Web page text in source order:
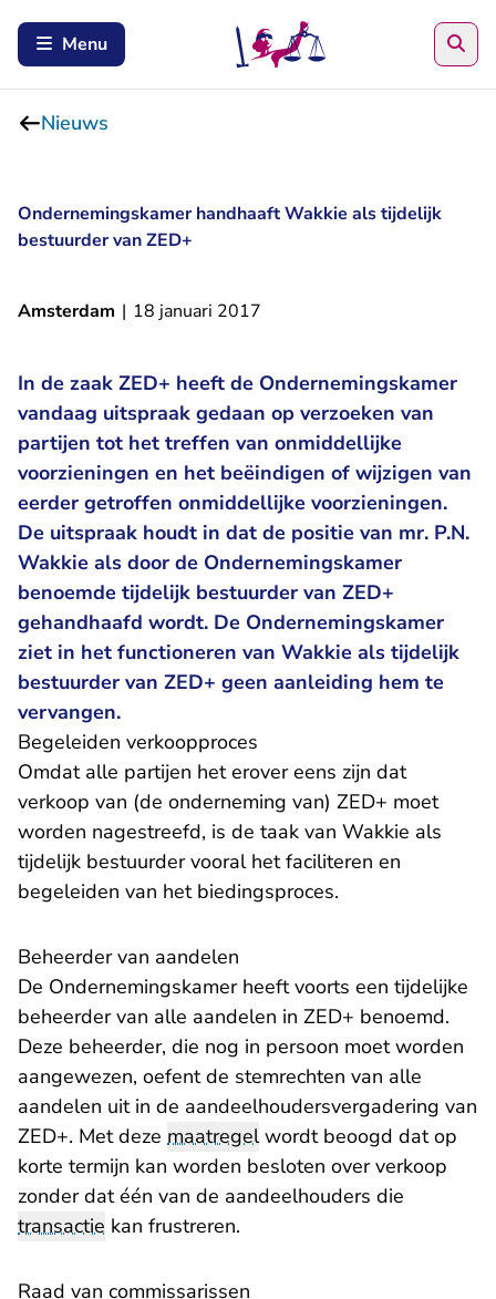
Menu
Nieuws
Ondernemingskamer handhaaft Wakkie als tijdelijk
bestuurder van ZED+
Amsterdam | 18 januari 2017
In de zaak ZED+ heeft de Ondernemingskamer
vandaag uitspraak gedaan op verzoeken van
partijen tot het treffen van onmiddellijke
voorzieningen en het beëindigen of wijzigen van
eerder getroffen onmiddellijke voorzieningen.
De uitspraak houdt in dat de positie van mr. P.N.
Wakkie als door de Ondernemingskamer
benoemde tijdelijk bestuurder van ZED+
gehandhaafd wordt. De Ondernemingskamer
ziet in het functioneren van Wakkie als tijdelijk
bestuurder van ZED+ geen aanleiding hem te
vervangen.
Begeleiden verkoopproces
Omdat alle partijen het erover eens zijn dat
verkoop van (de onderneming van) ZED+ moet
worden nagestreefd, is de taak van Wakkie als
tijdelijk bestuurder vooral het faciliteren en
begeleiden van het biedingsproces.
Beheerder van aandelen
De Ondernemingskamer heeft voorts een tijdelijke
beheerder van alle aandelen in ZED+ benoemd.
Deze beheerder, die nog in persoon moet worden
aangewezen, oefent de stemrechten van alle
aandelen uit in de aandeelhoudersvergadering van
ZED+. Met deze maatregelwordt beoogd dat op
korte termijn kan worden besloten over verkoop
zonder dat één van de aandeelhouders die
transactie kan frustreren.
Raad van commissarissen